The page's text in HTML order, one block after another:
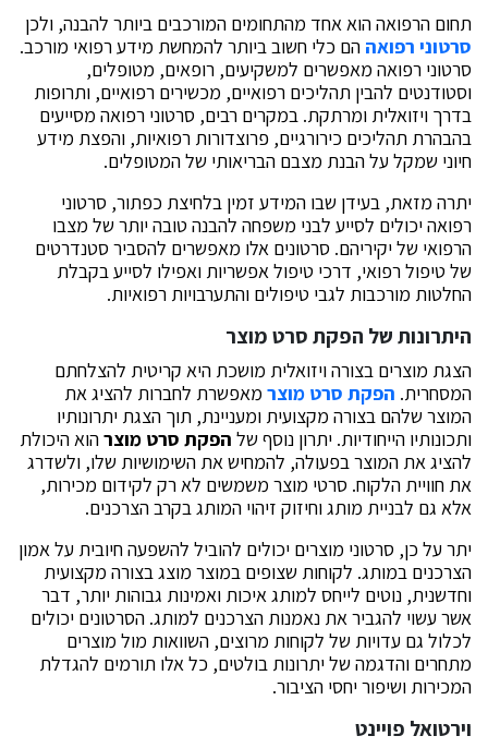
תחום הרפואה הוא אחד מהתחומים המורכבים ביותר להבנה, ולכן
סרטוני רפואה הם כלי חשוב ביותר להמחשת מידע רפואי מורכב.
סרטוני רפואה מאפשרים למשקיעים, רופאים, מטופלים,
וסטודנטים להבין תהליכים רפואיים, מכשירים רפואיים, ותרופות
בדרך ויזואלית ומרתקת. במקרים רבים, סרטוני רפואה מסייעים
בהבהרת תהליכים כירורגיים, פרוצדורות רפואיות, והפצת מידע
חיוני שמקל על הבנת מצבם הבריאותי של המטופלים.
יתרה מזאת, בעידן שבו המידע זמין בלחיצת כפתור, סרטוני
רפואה יכולים לסייע לבני משפחה להבנה טובה יותר של מצבו
הרפואי של יקיריהם. סרטונים אלו מאפשרים להסביר סטנדרטים
של טיפול רפואי, דרכי טיפול אפשריות ואפילו לסייע בקבלת
החלטות מורכבות לגבי טיפולים והתערבויות רפואיות.
היתרונות של הפקת סרט מוצר
הצגת מוצרים בצורה ויזואלית מושכת היא קריטית להצלחתם
המסחרית. הפקת סרט מוצר מאפשרת לחברות להציג את
המוצר שלהם בצורה מקצועית ומעניינת, תוך הצגת יתרונותיו
ותכונותיו הייחודיות. יתרון נוסף של הפקת סרט מוצרהוא היכולת
להציג את המוצר בפעולה, להמחיש את השימושיות שלו, ולשדרג
את חוויית הלקוח. סרטי מוצר משמשים לא רק לקידום מכירות,
אלא גם לבניית מותג וחיזוק זיהוי המותג בקרב הצרכנים.
יתר על כן, סרטוני מוצרים יכולים להוביל להשפעה חיובית על אמון
הצרכנים במותג. לקוחות שצופים במוצר מוצג בצורה מקצועית
וחדשנית, נוטים לייחס למותג איכות ואמינות גבוהות יותר, דבר
אשר עשוי להגביר את נאמנות הצרכנים למותג. הסרטונים יכולים
לכלול גם עדויות של לקוחות מרוצים, השוואות מול מוצרים
מתחרים והדגמה של יתרונות בולטים, כל אלו תורמים להגדלת
המכירות ושיפור יחסי הציבור.
וירטואל פויינט